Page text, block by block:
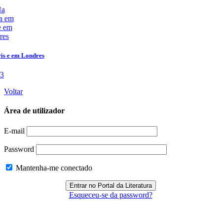
Voltar
Área de utilizador
E-mail
Password
Mantenha-me conectado
Esqueceu-se da password?